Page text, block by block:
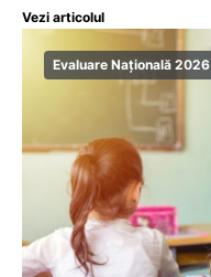
Vezi articolul
Evaluare Națională 2026